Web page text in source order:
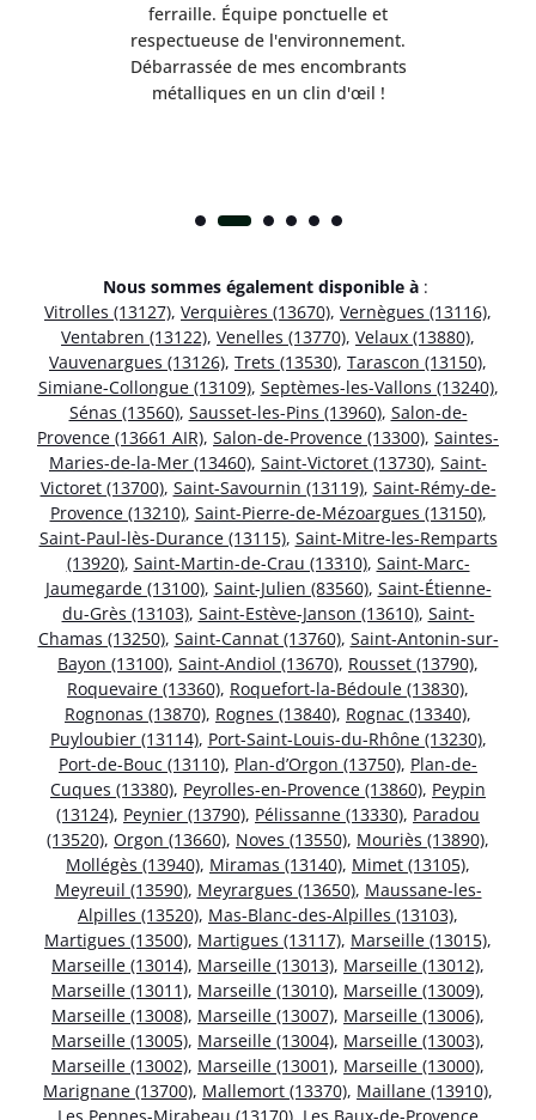
ferraille. Équipe ponctuelle et
respectueuse de l'environnement.
Débarrassée de mes encombrants
métalliques en un clin d'œil !
Nous sommes également disponible à :
Vitrolles (13127), Verquières (13670), Vernègues (13116),
Ventabren (13122), Venelles (13770), Velaux (13880),
Vauvenargues (13126), Trets (13530), Tarascon (13150),
Simiane-Collongue (13109), Septèmes-les-Vallons (13240),
Sénas (13560), Sausset-les-Pins (13960), Salon-de-
Provence (13661 AIR), Salon-de-Provence (13300), Saintes-
Maries-de-la-Mer (13460), Saint-Victoret (13730), Saint-
Victoret (13700), Saint-Savournin (13119), Saint-Rémy-de-
Provence (13210), Saint-Pierre-de-Mézoargues (13150),
Saint-Paul-lès-Durance (13115), Saint-Mitre-les-Remparts
(13920), Saint-Martin-de-Crau (13310), Saint-Marc-
Jaumegarde (13100), Saint-Julien (83560), Saint-Étienne-
du-Grès (13103), Saint-Estève-Janson (13610), Saint-
Chamas (13250), Saint-Cannat (13760), Saint-Antonin-sur-
Bayon (13100), Saint-Andiol (13670), Rousset (13790),
Roquevaire (13360), Roquefort-la-Bédoule (13830),
Rognonas (13870), Rognes (13840), Rognac (13340),
Puyloubier (13114), Port-Saint-Louis-du-Rhône (13230),
Port-de-Bouc (13110), Plan-d’Orgon (13750), Plan-de-
Cuques (13380), Peyrolles-en-Provence (13860), Peypin
(13124), Peynier (13790), Pélissanne (13330), Paradou
(13520), Orgon (13660), Noves (13550), Mouriès (13890),
Mollégès (13940), Miramas (13140), Mimet (13105),
Meyreuil (13590), Meyrargues (13650), Maussane-les-
Alpilles (13520), Mas-Blanc-des-Alpilles (13103),
Martigues (13500), Martigues (13117), Marseille (13015),
Marseille (13014), Marseille (13013), Marseille (13012),
Marseille (13011), Marseille (13010), Marseille (13009),
Marseille (13008), Marseille (13007), Marseille (13006),
Marseille (13005), Marseille (13004), Marseille (13003),
Marseille (13002), Marseille (13001), Marseille (13000),
Marignane (13700), Mallemort (13370), Maillane (13910),